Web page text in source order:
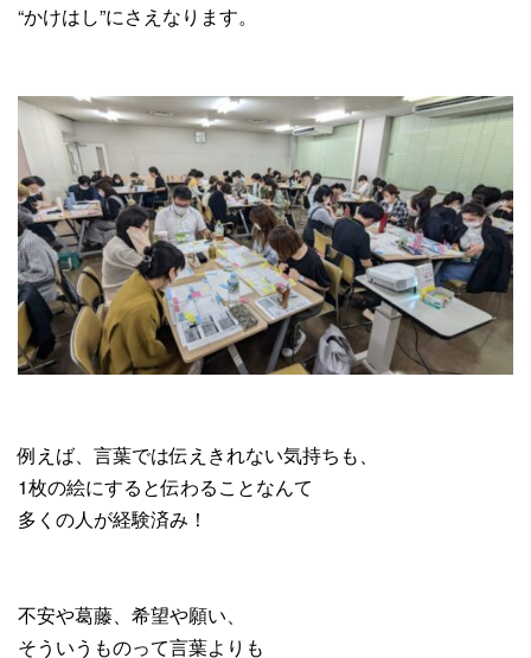
“かけはし”にさえなります。
例えば、言葉では伝えきれない気持ちも、
1枚の絵にすると伝わることなんて
多くの人が経験済み！
不安や葛藤、希望や願い、
そういうものって言葉よりも